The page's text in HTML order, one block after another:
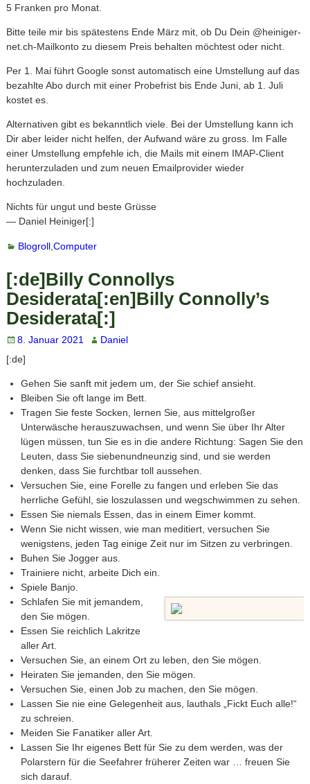
5 Franken pro Monat.
Bitte teile mir bis spätestens Ende März mit, ob Du Dein @heiniger-
net.ch-Mailkonto zu diesem Preis behalten möchtest oder nicht.
Per 1. Mai führt Google sonst automatisch eine Umstellung auf das
bezahlte Abo durch mit einer Probefrist bis Ende Juni, ab 1. Juli
kostet es.
Alternativen gibt es bekanntlich viele. Bei der Umstellung kann ich
Dir aber leider nicht helfen, der Aufwand wäre zu gross. Im Falle
einer Umstellung empfehle ich, die Mails mit einem IMAP-Client
herunterzuladen und zum neuen Emailprovider wieder
hochzuladen.
Nichts für ungut und beste Grüsse
— Daniel Heiniger[:]
Blogroll ,Computer
[:de]Billy Connollys
Desiderata[:en]Billy Connolly’s
Desiderata[:]
8. Januar 2021
Daniel
[:de]
Gehen Sie sanft mit jedem um, der Sie schief ansieht.
Bleiben Sie oft lange im Bett.
Tragen Sie feste Socken, lernen Sie, aus mittelgroßer
Unterwäsche herauszuwachsen, und wenn Sie über Ihr Alter
lügen müssen, tun Sie es in die andere Richtung: Sagen Sie den
Leuten, dass Sie siebenundneunzig sind, und sie werden
denken, dass Sie furchtbar toll aussehen.
Versuchen Sie, eine Forelle zu fangen und erleben Sie das
herrliche Gefühl, sie loszulassen und wegschwimmen zu sehen.
Essen Sie niemals Essen, das in einem Eimer kommt.
Wenn Sie nicht wissen, wie man meditiert, versuchen Sie
wenigstens, jeden Tag einige Zeit nur im Sitzen zu verbringen.
Buhen Sie Jogger aus.
Trainiere nicht, arbeite Dich ein.
Spiele Banjo.
Schlafen Sie mit jemandem,
den Sie mögen.
Essen Sie reichlich Lakritze
aller Art.
Versuchen Sie, an einem Ort zu leben, den Sie mögen.
Heiraten Sie jemanden, den Sie mögen.
Versuchen Sie, einen Job zu machen, den Sie mögen.
Lassen Sie nie eine Gelegenheit aus, lauthals „Fickt Euch alle!“
zu schreien.
Meiden Sie Fanatiker aller Art.
Lassen Sie Ihr eigenes Bett für Sie zu dem werden, was der
Polarstern für die Seefahrer früherer Zeiten war … freuen Sie
sich darauf.